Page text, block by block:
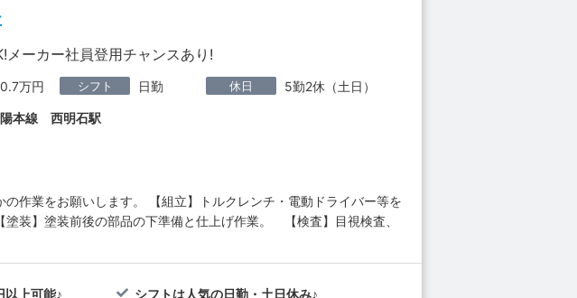
メーカー社員登用チャンスあり!
万円 シフト 日勤 休日 5勤2休（土日）
陽本線 西明石駅
作業をお願いします。 【組立】トルクレンチ・電動ドライバー等を
装】塗装前後の部品の下準備と仕上げ作業。 【検査】目視検査、
上可能♪ シフトは人気の日勤・土日休み♪